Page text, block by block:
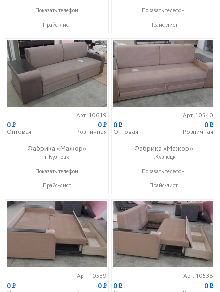
+7 (999) 611-98-99
Показать телефон
Прайс-лист
+7 (999) 611-98-99
Показать телефон
Прайс-лист
Арт. 10619
0P
Оптовая
0P
Розничная
Фабрика «Мажор»
г.Кузнецк
+7 (999) 611-98-99
Показать телефон
Прайс-лист
Арт. 10540
0P
Оптовая
0P
Розничная
Фабрика «Мажор»
г.Кузнецк
+7 (999) 611-98-99
Показать телефон
Прайс-лист
Арт. 10539
0P 0P
Арт. 10538
0P 0P